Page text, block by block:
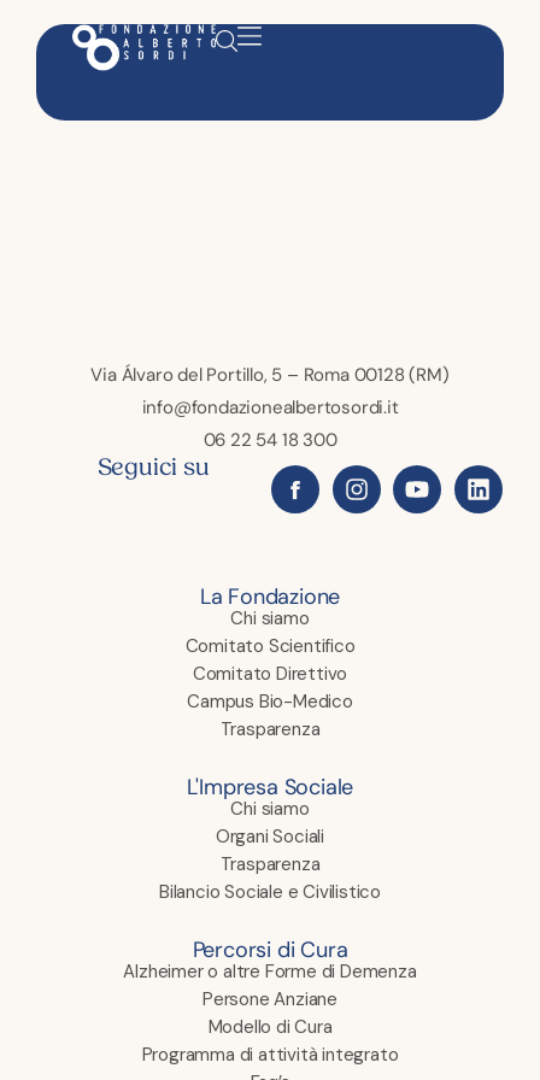
Via Álvaro del Portillo, 5 – Roma 00128 (RM)
info@fondazionealbertosordi.it
06 22 54 18 300
Seguici su
La Fondazione
Chi siamo
Comitato Scientifico
Comitato Direttivo
Campus Bio-Medico
Trasparenza
L'Impresa Sociale
Chi siamo
Organi Sociali
Trasparenza
Bilancio Sociale e Civilistico
Percorsi di Cura
Alzheimer o altre Forme di Demenza
Persone Anziane
Modello di Cura
Programma di attività integrato